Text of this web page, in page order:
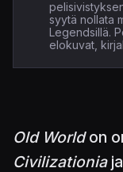
syytä nollata
Legendsillä.
elokuvat,
Old Worldon
Civilizationiaja